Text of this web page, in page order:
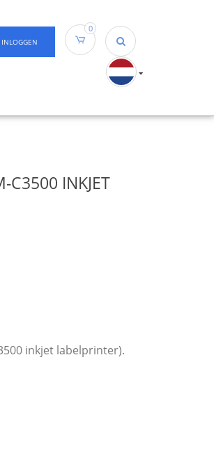
INLOGGEN
0
C3500 INKJET
inkjet labelprinter).